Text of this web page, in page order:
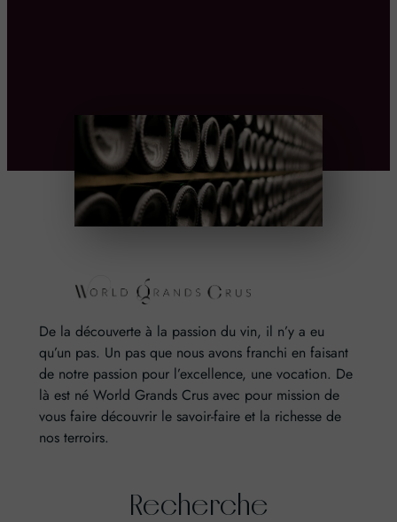
De la découverte à la passion du vin, il n’y a eu
qu’un pas. Un pas que nous avons franchi en faisant
de notre passion pour l’excellence, une vocation. De
là est né World Grands Crus avec pour mission de
vous faire découvrir le savoir-faire et la richesse de
nos terroirs.
Recherche